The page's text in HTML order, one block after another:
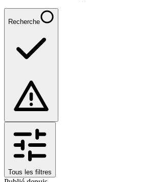
Recherche
Tous les filtres